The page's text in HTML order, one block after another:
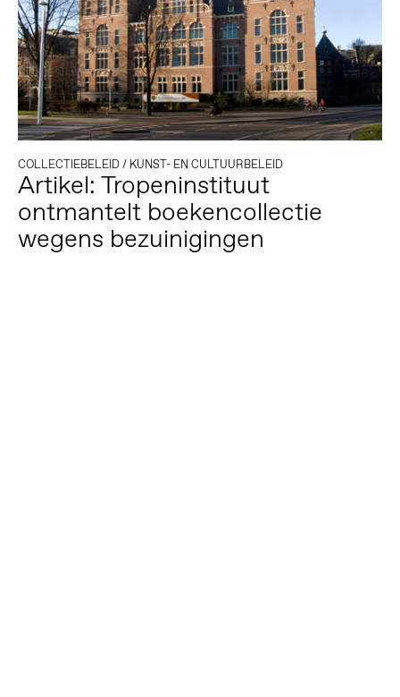
COLLECTIEBELEID/ KUNST- EN CULTUURBELEID
Artikel: Tropeninstituut
ontmantelt boekencollectie
wegens bezuinigingen